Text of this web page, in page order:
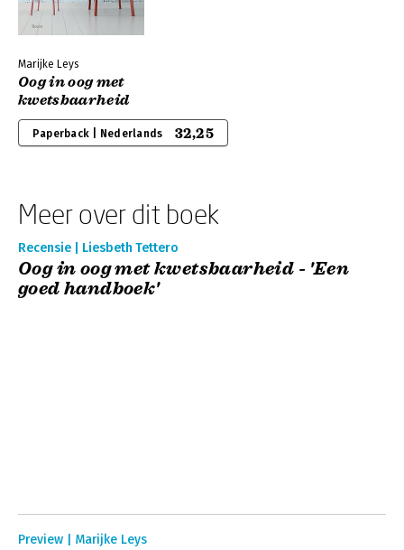
Marijke Leys
Oog in oog met
kwetsbaarheid
Paperback | Nederlands 32,25
Meer over dit boek
Recensie | Liesbeth Tettero
Oog in oog met kwetsbaarheid - 'Een
goed handboek'
Preview | Marijke Leys